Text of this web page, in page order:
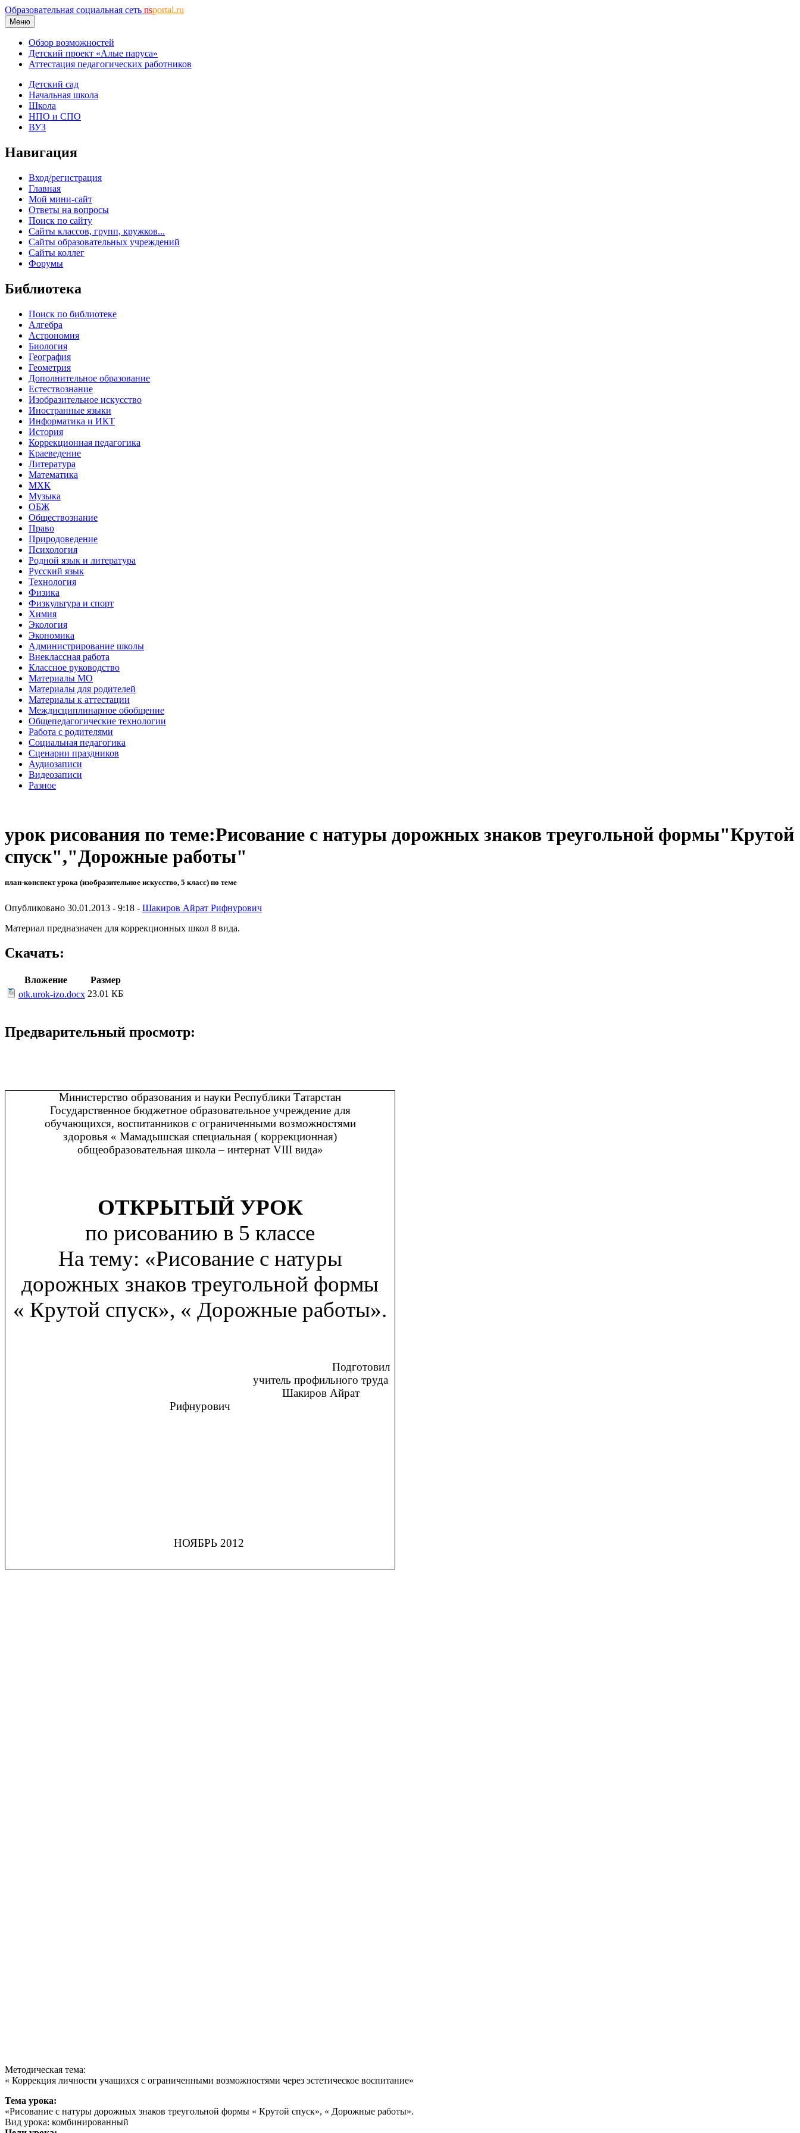
Образовательная социальная сеть nsportal.ru
Меню
Обзор возможностей
Детский проект «Алые паруса»
Аттестация педагогических работников
Детский сад
Начальная школа
Школа
НПО и СПО
ВУЗ
Навигация
Вход/регистрация
Главная
Мой мини-сайт
Ответы на вопросы
Поиск по сайту
Сайты классов, групп, кружков...
Сайты образовательных учреждений
Сайты коллег
Форумы
Библиотека
Поиск по библиотеке
Алгебра
Астрономия
Биология
География
Геометрия
Дополнительное образование
Естествознание
Изобразительное искусство
Иностранные языки
Информатика и ИКТ
История
Коррекционная педагогика
Краеведение
Литература
Математика
МХК
Музыка
ОБЖ
Обществознание
Право
Природоведение
Психология
Родной язык и литература
Русский язык
Технология
Физика
Физкультура и спорт
Химия
Экология
Экономика
Администрирование школы
Внеклассная работа
Классное руководство
Материалы МО
Материалы для родителей
Материалы к аттестации
Междисциплинарное обобщение
Общепедагогические технологии
Работа с родителями
Социальная педагогика
Сценарии праздников
Аудиозаписи
Видеозаписи
Разное
урок рисования по теме:Рисование с натуры дорожных знаков треугольной формы"Крутой
спуск","Дорожные работы"
план-конспект урока (изобразительное искусство, 5 класс) по теме
Опубликовано 30.01.2013 - 9:18 - Шакиров Айрат Рифнурович
Материал предназначен для коррекционных школ 8 вида.
Скачать:
Вложение
Размер
otk.urok-izo.docx 23.01 КБ
Предварительный просмотр:
Министерство образования и науки Республики Татарстан
Государственное бюджетное образовательное учреждение для
обучающихся, воспитанников с ограниченными возможностями
здоровья « Мамадышская специальная ( коррекционная)
общеобразовательная школа – интернат VIII вида»
ОТКРЫТЫЙ УРОК
по рисованию в 5 классе
На тему: «Рисование с натуры
дорожных знаков треугольной формы
« Крутой спуск», « Дорожные работы».
Подготовил
учитель профильного труда
Шакиров Айрат
Рифнурович
НОЯБРЬ 2012
Методическая тема:
« Коррекция личности учащихся с ограниченными возможностями через эстетическое воспитание»
Тема урока:
«Рисование с натуры дорожных знаков треугольной формы « Крутой спуск», « Дорожные работы».
Вид урока: комбинированный